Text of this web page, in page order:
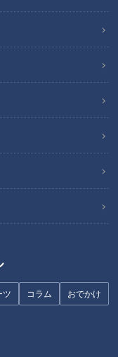
ツ コラム おでかけ
で看護師目指す“医療